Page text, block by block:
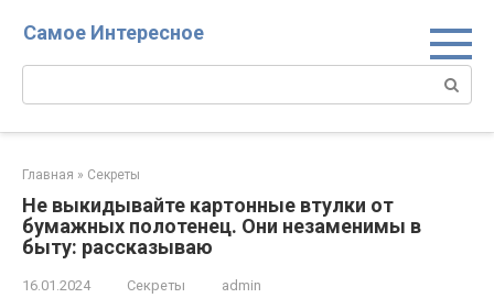
Самое Интересное
Поиск:
Главная » Секреты
Не выкидывайте картонные втулки от
бумажных полотенец. Они незаменимы в
быту: рассказываю
16.01.2024 Секреты admin